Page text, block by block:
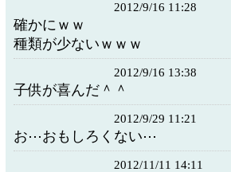
2012/9/16 11:28
確かにｗｗ
種類が少ないｗｗｗ
2012/9/16 13:38
子供が喜んだ＾＾
2012/9/29 11:21
お⋯おもしろくない⋯
2012/11/11 14:11